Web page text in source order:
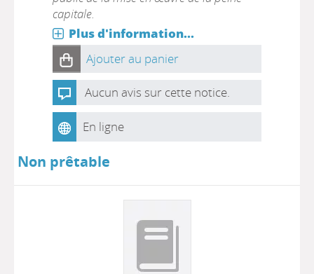
capitale.
Plus d'information...
Ajouter au panier
Aucun avis sur cette notice.
En ligne
Non prêtable